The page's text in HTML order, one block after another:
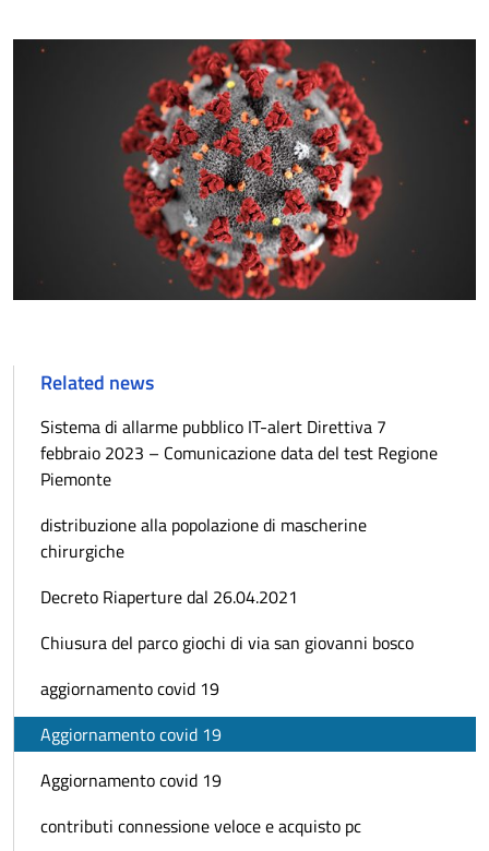
Related news
Sistema di allarme pubblico IT-alert Direttiva 7
febbraio 2023 – Comunicazione data del test Regione
Piemonte
distribuzione alla popolazione di mascherine
chirurgiche
Decreto Riaperture dal 26.04.2021
Chiusura del parco giochi di via san giovanni bosco
aggiornamento covid 19
Aggiornamento covid 19
Aggiornamento covid 19
contributi connessione veloce e acquisto pc